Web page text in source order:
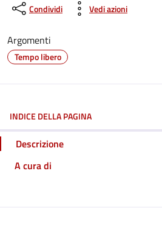
Condividi Vedi azioni
Argomenti
Tempo libero
INDICE DELLA PAGINA
Descrizione
A cura di